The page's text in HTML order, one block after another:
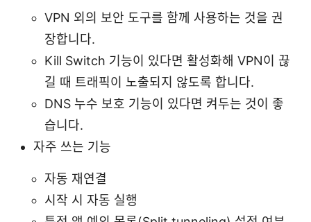
VPN 외의 보안 도구를 함께 사용하는 것을 권
장합니다.
Kill Switch 기능이 있다면 활성화해 VPN이 끊
길 때 트래픽이 노출되지 않도록 합니다.
DNS 누수 보호 기능이 있다면 켜두는 것이 좋
습니다.
자주 쓰는 기능
자동 재연결
시작 시 자동 실행